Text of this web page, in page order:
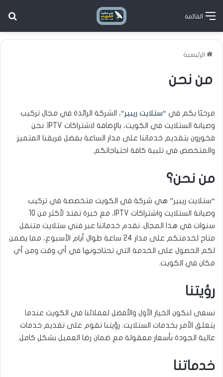
القائمة
الرئيسية
من نحن
مرحبًا بكم في “ستلايت ريبير“، الشركة الرائدة في مجال تركيب
وصيانة الستلايت في الكويت، بالإضافة لاشتراكات IPTV. نحن
فخورون بتقديم خدماتنا على مدار الساعة بفضل فريقنا المتميز
والمتخصص في تلبية كافة احتياجاتكم.
من نحن؟
“ستلايت ريبير” هي شركة في الكويت متخصصة في تركيب
وصيانة الستلايت واشتراكات IPTV، مع خبرة تمتد لأكثر من 10
سنوات في هذا المجال. نقدم خدماتنا عبر فني ستلايت متنقل
متاح لخدمتكم على مدار 24 ساعة طوال أيام الأسبوع، مما يضمن
لكم الحصول على الخدمة التي تحتاجونها في أي وقت ومن أي
مكان في الكويت.
رؤيتنا
نسعى لنكون الخيار الأول والأفضل لعملائنا في الكويت عندما
يتعلق الأمر بخدمات الستلايت. رؤيتنا تقوم على تقديم خدمات
عالية الجودة بأسعار معقولة مع ضمان رضا العميل بشكل كامل.
خدماتنا